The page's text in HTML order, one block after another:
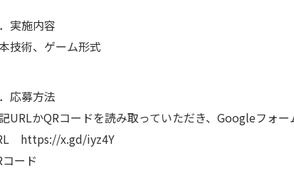
実施内容
技術、ゲーム形式
応募方法
URLかQRコードを読み取っていただき、Googleフォー
https://x.gd/iyz4Y
コード